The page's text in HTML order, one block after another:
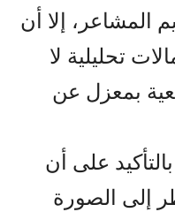
المشاعر، إلا أن
تحليلية لا
بمعزل عن
على أن
إلى الصورة